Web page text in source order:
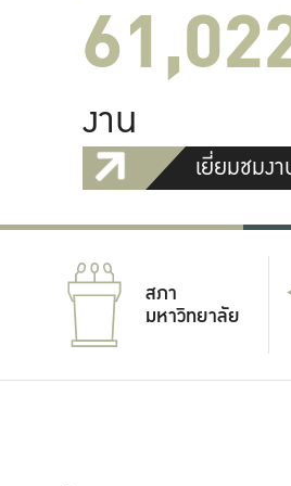
งาน
เยี่ยมชมง
สภา
มหาวิทยาลัย